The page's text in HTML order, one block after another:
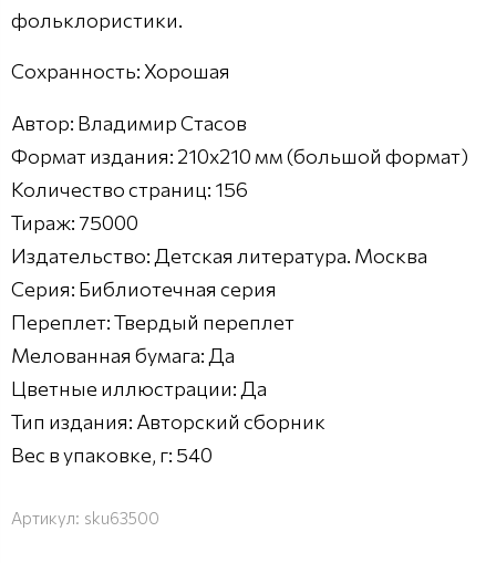
фольклористики.
Сохранность: Хорошая
Автор: Владимир Стасов
Формат издания: 210x210 мм (большой формат)
Количество страниц: 156
Тираж: 75000
Издательство: Детская литература. Москва
Серия: Библиотечная серия
Переплет: Твердый переплет
Мелованная бумага: Да
Цветные иллюстрации: Да
Тип издания: Авторский сборник
Вес в упаковке, г: 540
Артикул: sku63500